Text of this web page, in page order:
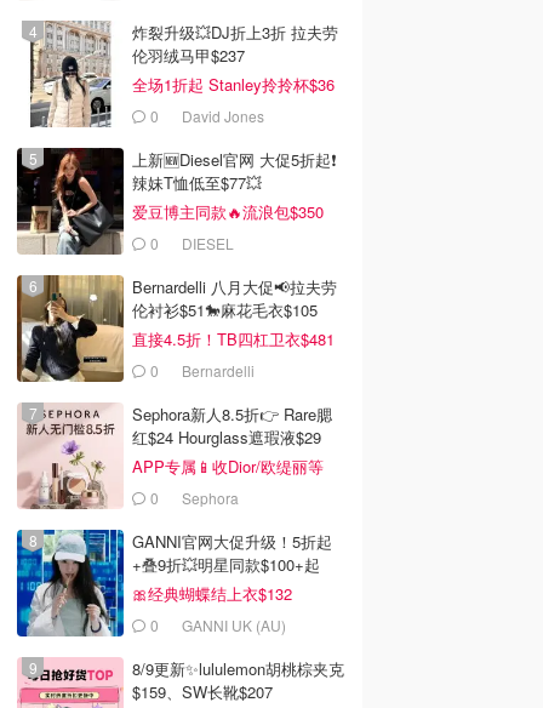
炸裂升级💥DJ折上3折 拉夫劳
伦羽绒马甲$237
全场1折起 Stanley拎拎杯$36
0 David Jones
上新🆕Diesel官网 大促5折起❗️
辣妹T恤低至$77💥
爱豆博主同款🔥流浪包$350
0 DIESEL
Bernardelli 八月大促📢拉夫劳
伦衬衫$51🐎麻花毛衣$105
直接4.5折！TB四杠卫衣$481
0 Bernardelli
Sephora新人8.5折👉 Rare腮
红$24 Hourglass遮瑕液$29
APP专属📱收Dior/欧缇丽等
0 Sephora
GANNI官网大促升级！5折起
+叠9折💥明星同款$100+起
🎀经典蝴蝶结上衣$132
0 GANNI UK (AU)
8/9更新✨lululemon胡桃棕夹克
$159、SW长靴$207